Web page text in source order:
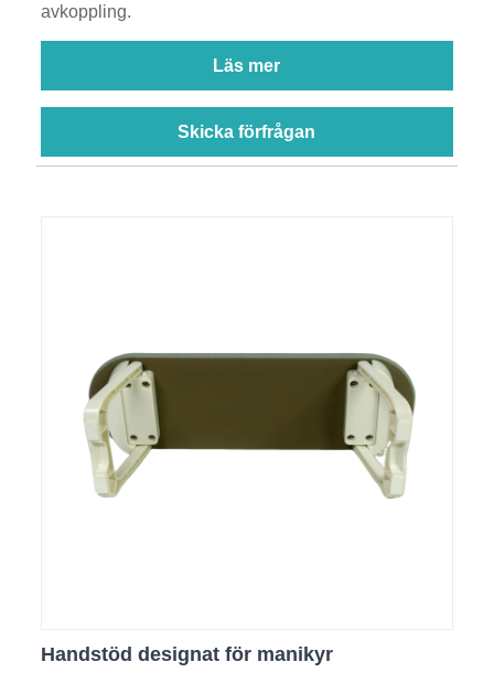
avkoppling.
Läs mer
Skicka förfrågan
Handstöd designat för manikyr